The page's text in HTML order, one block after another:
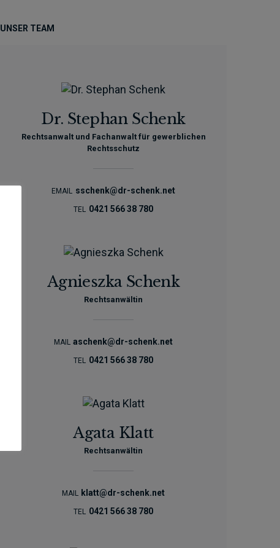
UNSER TEAM
Dr. Stephan Schenk
Rechtsanwalt und Fachanwalt für gewerblichen
Rechtsschutz
EMAIL sschenk@dr-schenk.net
TEL 0421 566 38 780
Agnieszka Schenk
Rechtsanwältin
MAIL aschenk@dr-schenk.net
TEL 0421 566 38 780
Agata Klatt
Rechtsanwältin
MAIL klatt@dr-schenk.net
TEL 0421 566 38 780